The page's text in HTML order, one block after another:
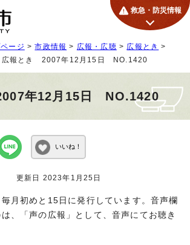
救急・防災情報
ージ >市政情報 > 広報・広聴 > 広報とき >
広報とき 2007年12月15日 NO.1420
年12月15日 NO.1420
いいね！
更新日 2023年1月25日
毎月初めと15日に発行しています。音声欄
、「声の広報」として、音声にてお聴き